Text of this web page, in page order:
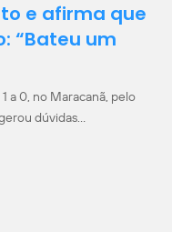
e afirma que
“Bateu um
a 0, no Maracanã, pelo
dúvidas…